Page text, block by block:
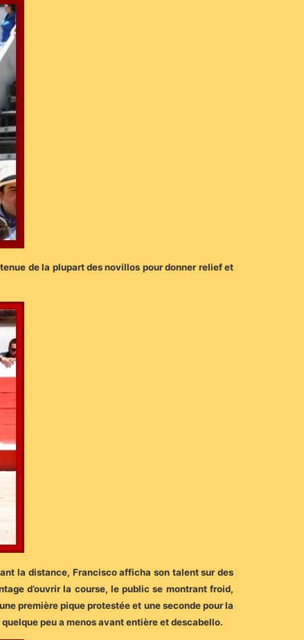
de la plupart des novillos pour donner relief et
la distance, Francisco afficha son talent sur des
d’ouvrir la course, le public se montrant froid,
première pique protestée et une seconde pour la
peu a menos avant entière et descabello.